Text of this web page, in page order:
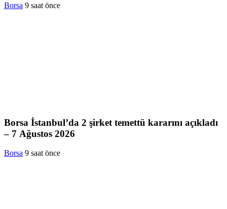
Borsa 9 saat önce
Borsa İstanbul’da 2 şirket temettü kararını açıkladı
– 7 Ağustos 2026
Borsa 9 saat önce